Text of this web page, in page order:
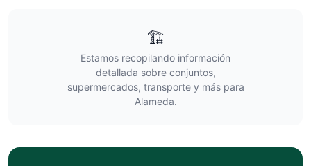
🏗️
Estamos recopilando información
detallada sobre conjuntos,
supermercados, transporte y más para
Alameda.